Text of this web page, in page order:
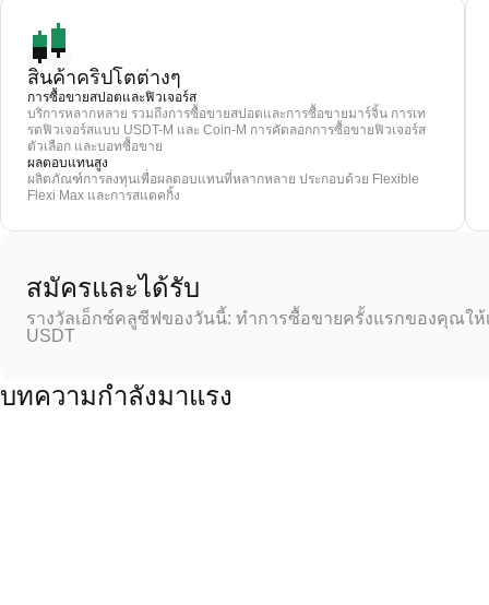
สินค้าคริปโตต่างๆ
การซื้อขายสปอตและฟิวเจอร์ส
บริการหลากหลาย รวมถึงการซื้อขายสปอตและการซื้อขายมาร์จิ้น การเท
รดฟิวเจอร์สแบบ USDT-M และ Coin-M การคัดลอกการซื้อขายฟิวเจอร์ส
ตัวเลือก และบอทซื้อขาย
ผลตอบแทนสูง
ผลิตภัณฑ์การลงทุนเพื่อผลตอบแทนที่หลากหลาย ประกอบด้วย Flexible
Flexi Max และการสแตคกิ้ง
สมัครและได้รับ
รางวัลเอ็กซ์คลูซีฟของวันนี้: ทำการซื้อขายครั้งแรกของคุณใ
USDT
บทความกำลังมาแรง